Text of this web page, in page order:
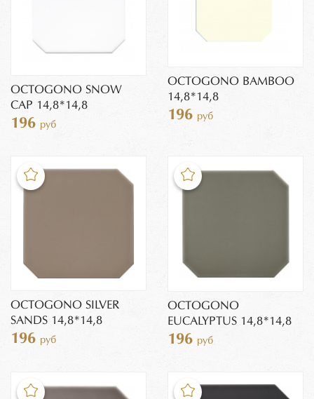
OCTOGONO SNOW
CAP 14,8*14,8
196 руб
OCTOGONO BAMBOO
14,8*14,8
196 руб
OCTOGONO SILVER
SANDS 14,8*14,8
196 руб
OCTOGONO
EUCALYPTUS 14,8*14,8
196 руб